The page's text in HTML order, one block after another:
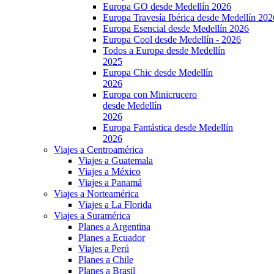
Europa GO desde Medellín 2026
Europa Travesía Ibérica desde Medellín
Europa Esencial desde Medellín 2026
Europa Cool desde Medellín - 2026
Todos a Europa desde Medellín
2025
Europa Chic desde Medellín
2026
Europa con Minicrucero
desde Medellín
2026
Europa Fantástica desde Medellín
2026
Viajes a Centroamérica
Viajes a Guatemala
Viajes a México
Viajes a Panamá
Viajes a Norteamérica
Viajes a La Florida
Viajes a Suramérica
Planes a Argentina
Planes a Ecuador
Viajes a Perú
Planes a Chile
Planes a Brasil